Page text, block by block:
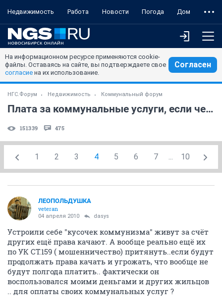
Недвижимость Работа Новости Погода Дом
На информационном ресурсе применяются cookie-
файлы. Оставаясь на сайте, вы подтверждаете свое
согласие на их использование.
Согласен
НГС.Форум Недвижимость Коммунальный форум
Плата за коммунальные услуги, если человек в квартире не прописан
151339 475
1 2 3 4 5 6 7 ... 10
ЛЕОПОЛЬДУШКА
veteran
04 апреля 2010 dasys
Устроили себе "кусочек коммунизма" живут за счёт
других ещё права качают. А вообще реально ещё их
по УК СТ.159 ( мошенничество) притянуть..если будут
продолжать права качать и угрожать, что вообще не
будут полгода платить.. фактически он
воспользовался моими деньгами и других жильцов
.. для оплаты своих коммунальных услуг ?